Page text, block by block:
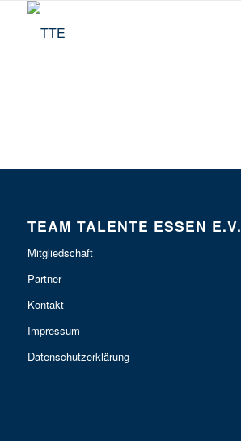
TEAM TALENTE ESSEN E.V.
Mitgliedschaft
Partner
Kontakt
Impressum
Datenschutzerklärung